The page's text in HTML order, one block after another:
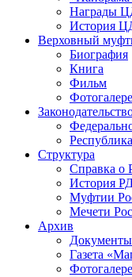
Награды
История
Верховный
Биография
Книга
Фильм
Структура
Справка
История
Муфтии
Мечети
Архив
Документы
Газета